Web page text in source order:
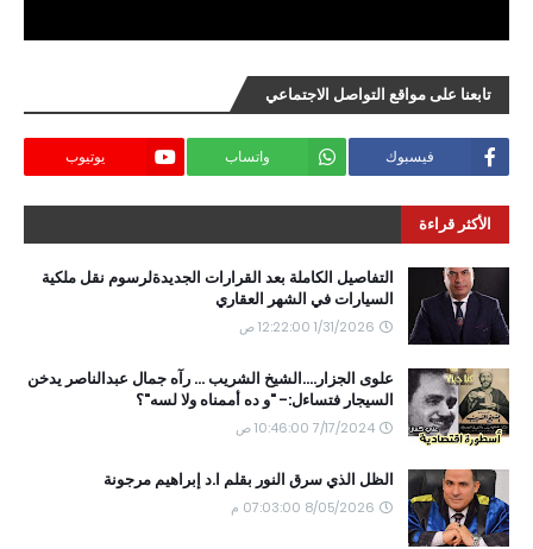
تابعنا على مواقع التواصل الاجتماعي
فيسبوك واتساب يوتيوب
الأكثر قراءة
التفاصيل الكاملة بعد القرارات الجديدةلرسوم نقل ملكية
السيارات في الشهر العقاري
1/31/2026 12:22:00 ص
علوى الجزار....الشيخ الشريب ... رآه جمال عبدالناصر يدخن
السيجار فتساءل:- "و ده أممناه ولا لسه"؟
7/17/2024 10:46:00 ص
الظل الذي سرق النور بقلم ا.د إبراهيم مرجونة
8/05/2026 07:03:00 م